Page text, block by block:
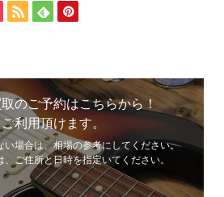
のご予約はこちらから！
利用頂けます。
い場合は、相場の参考にしてください。
ご住所と日時を指定いてください。